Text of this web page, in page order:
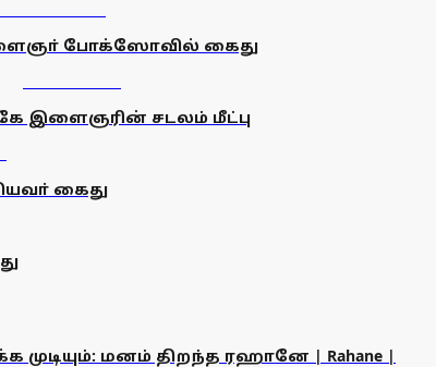
போக்ஸோவில் கைது
இளைஞரின் சடலம் மீட்பு
கைது
மனம் திறந்த ரஹானே | Rahane |